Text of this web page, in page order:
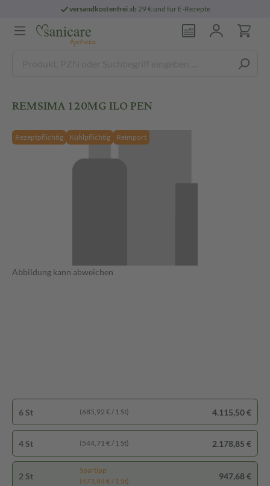
versandkostenfreiab 29 € und für E-Rezepte
REMSIMA 120MG ILO PEN
Rezeptpflichtig Kühlpflichtig Reimport
Abbildung kann abweichen
6 St (685,92 € / 1 St) 4.115,50 €
4 St (544,71 € / 1 St) 2.178,85 €
2 St
Spartipp
(473,84 € / 1 St)
947,68 €